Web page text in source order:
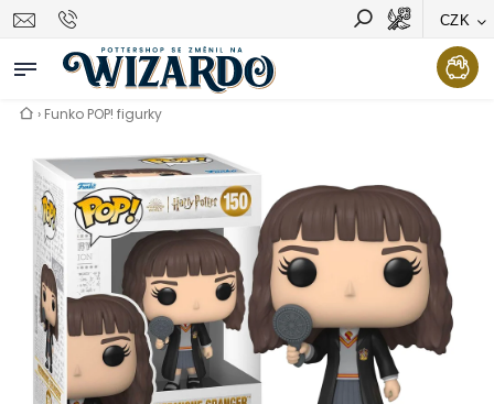
CZK
Vyhledávání Hledat
› Funko POP! figurky